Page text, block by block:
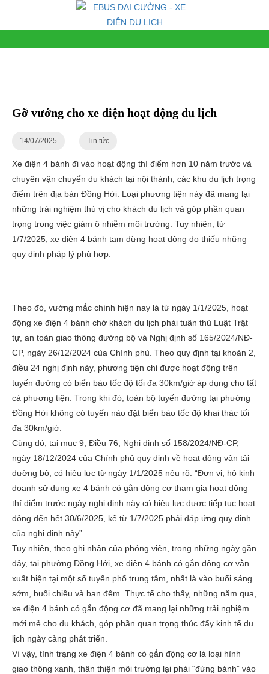
Gỡ vướng cho xe điện hoạt động du lịch
14/07/2025 Tin tức
Xe điện 4 bánh đi vào hoạt động thí điểm hơn 10 năm trước và
chuyên vận chuyển du khách tại nội thành, các khu du lịch trọng
điểm trên địa bàn Đồng Hới. Loại phương tiện này đã mang lại
những trải nghiệm thú vị cho khách du lịch và góp phần quan
trọng trong việc giảm ô nhiễm môi trường. Tuy nhiên, từ
1/7/2025, xe điện 4 bánh tạm dừng hoạt động do thiếu những
quy định pháp lý phù hợp.
Theo đó, vướng mắc chính hiện nay là từ ngày 1/1/2025, hoạt
động xe điện 4 bánh chở khách du lịch phải tuân thủ Luật Trật
tự, an toàn giao thông đường bộ và Nghị định số 165/2024/NĐ-
CP, ngày 26/12/2024 của Chính phủ. Theo quy định tại khoản 2,
điều 24 nghị định này, phương tiện chỉ được hoạt động trên
tuyến đường có biển báo tốc độ tối đa 30km/giờ áp dụng cho tất
cả phương tiện. Trong khi đó, toàn bộ tuyến đường tại phường
Đồng Hới không có tuyến nào đặt biển báo tốc độ khai thác tối
đa 30km/giờ.
Cùng đó, tại mục 9, Điều 76, Nghị định số 158/2024/NĐ-CP,
ngày 18/12/2024 của Chính phủ quy định về hoạt động vận tải
đường bộ, có hiệu lực từ ngày 1/1/2025 nêu rõ: “Đơn vị, hộ kinh
doanh sử dụng xe 4 bánh có gắn động cơ tham gia hoạt động
thí điểm trước ngày nghị định này có hiệu lực được tiếp tục hoạt
động đến hết 30/6/2025, kể từ 1/7/2025 phải đáp ứng quy định
của nghị định này”.
Tuy nhiên, theo ghi nhận của phóng viên, trong những ngày gần
đây, tại phường Đồng Hới, xe điện 4 bánh có gắn động cơ vẫn
xuất hiện tại một số tuyến phố trung tâm, nhất là vào buổi sáng
sớm, buổi chiều và ban đêm. Thực tế cho thấy, những năm qua,
xe điện 4 bánh có gắn động cơ đã mang lại những trải nghiệm
mới mẻ cho du khách, góp phần quan trọng thúc đẩy kinh tế du
lịch ngày càng phát triển.
Vì vậy, tình trạng xe điện 4 bánh có gắn động cơ là loại hình
giao thông xanh, thân thiện môi trường lại phải “đứng bánh” vào